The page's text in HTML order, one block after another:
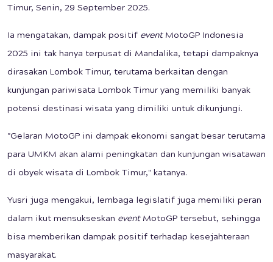
Timur, Senin, 29 September 2025.
Ia mengatakan, dampak positif eventMotoGP Indonesia
2025 ini tak hanya terpusat di Mandalika, tetapi dampaknya
dirasakan Lombok Timur, terutama berkaitan dengan
kunjungan pariwisata Lombok Timur yang memiliki banyak
potensi destinasi wisata yang dimiliki untuk dikunjungi.
"Gelaran MotoGP ini dampak ekonomi sangat besar terutama
para UMKM akan alami peningkatan dan kunjungan wisatawan
di obyek wisata di Lombok Timur," katanya.
Yusri juga mengakui, lembaga legislatif juga memiliki peran
dalam ikut mensukseskan eventMotoGP tersebut, sehingga
bisa memberikan dampak positif terhadap kesejahteraan
masyarakat.